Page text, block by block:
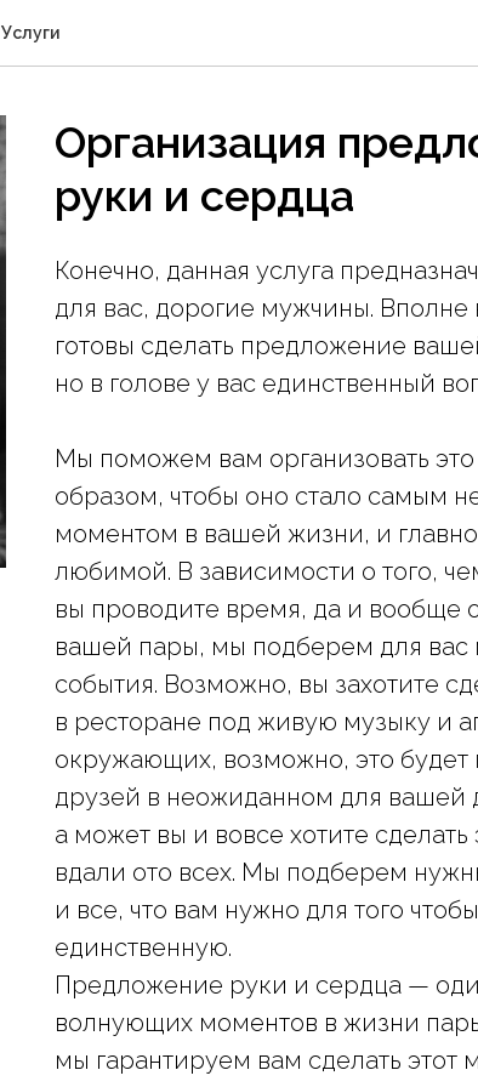
Услуги
Организация
руки и сердца
Конечно, данная услуга
для вас, дорогие мужчины.
готовы сделать предложение
но в голове у вас единственный
Мы поможем вам организовать
образом, чтобы оно стало самым
моментом в вашей жизни, и
любимой. В зависимости о того,
вы проводите время, да и вообще
вашей пары, мы подберем для вас
события. Возможно, вы захотите
в ресторане под живую музыку и
окружающих, возможно, это будет
друзей в неожиданном для вашей
а может вы и вовсе хотите
вдали ото всех. Мы подберем
и все, что вам нужно для того
единственную.
Предложение руки и сердца —
волнующих моментов в жизни
мы гарантируем вам сделать этот